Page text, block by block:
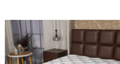
הוסף
למוצרים
שאהבתי